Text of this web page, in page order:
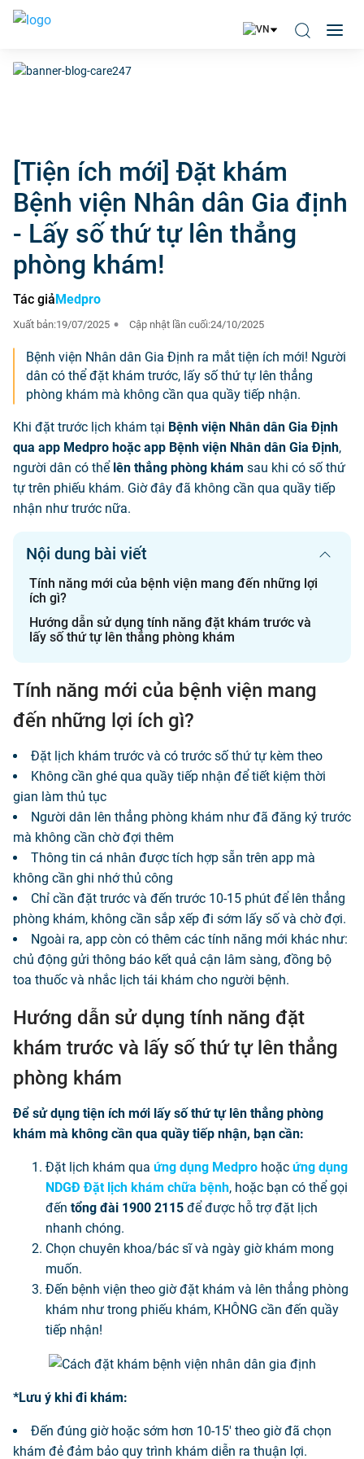
[Tiện ích mới] Đặt khám
Bệnh viện Nhân dân Gia định
- Lấy số thứ tự lên thẳng
phòng khám!
Tác giảMedpro
Xuất bản:19/07/2025 Cập nhật lần cuối:24/10/2025
Bệnh viện Nhân dân Gia Định ra mắt tiện ích mới! Người
dân có thể đặt khám trước, lấy số thứ tự lên thẳng
phòng khám mà không cần qua quầy tiếp nhận.
Khi đặt trước lịch khám tại Bệnh viện Nhân dân Gia Định
qua app Medpro hoặc app Bệnh viện Nhân dân Gia Định,
người dân có thể lên thẳng phòng khám sau khi có số thứ
tự trên phiếu khám. Giờ đây đã không cần qua quầy tiếp
nhận như trước nữa.
Nội dung bài viết
Tính năng mới của bệnh viện mang đến những lợi
ích gì?
Hướng dẫn sử dụng tính năng đặt khám trước và
lấy số thứ tự lên thẳng phòng khám
Tính năng mới của bệnh viện mang
đến những lợi ích gì?
Đặt lịch khám trước và có trước số thứ tự kèm theo
Không cần ghé qua quầy tiếp nhận để tiết kiệm thời
gian làm thủ tục
Người dân lên thẳng phòng khám như đã đăng ký trước
mà không cần chờ đợi thêm
Thông tin cá nhân được tích hợp sẵn trên app mà
không cần ghi nhớ thủ công
Chỉ cần đặt trước và đến trước 10-15 phút để lên thẳng
phòng khám, không cần sắp xếp đi sớm lấy số và chờ đợi.
Ngoài ra, app còn có thêm các tính năng mới khác như:
chủ động gửi thông báo kết quả cận lâm sàng, đồng bộ
toa thuốc và nhắc lịch tái khám cho người bệnh.
Hướng dẫn sử dụng tính năng đặt
khám trước và lấy số thứ tự lên thẳng
phòng khám
Để sử dụng tiện ích mới lấy số thứ tự lên thẳng phòng
khám mà không cần qua quầy tiếp nhận, bạn cần:
Đặt lịch khám qua ứng dụng Medpro hoặc ứng dụng
NDGĐ Đặt lịch khám chữa bệnh, hoặc bạn có thể gọi
đến tổng đài 1900 2115 để được hỗ trợ đặt lịch
nhanh chóng.
Chọn chuyên khoa/bác sĩ và ngày giờ khám mong
muốn.
Đến bệnh viện theo giờ đặt khám và lên thẳng phòng
khám như trong phiếu khám, KHÔNG cần đến quầy
tiếp nhận!
*Lưu ý khi đi khám:
Đến đúng giờ hoặc sớm hơn 10-15' theo giờ đã chọn
khám đẻ đảm bảo quy trình khám diễn ra thuận lợi.